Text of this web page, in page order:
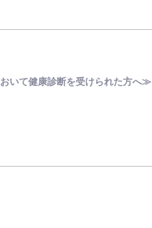
いて健康診断を受けられた方へ≫